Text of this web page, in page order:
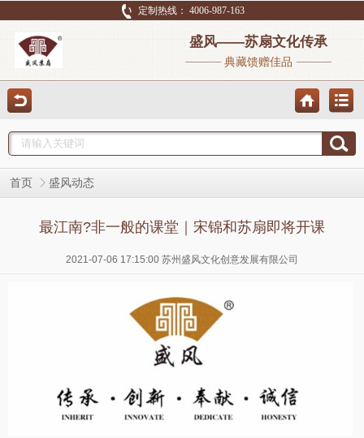
定制热线： 4006-987-163
盛风——苏扇文化传承
典藏馈赠佳品
首页 盛风动态
最江南?非一般的课堂｜宋锦和苏扇即将开课
2021-07-06 17:15:00 苏州盛风文化创意发展有限公司